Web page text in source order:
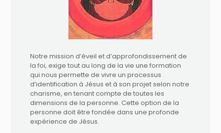
Notre mission d’éveil et d’approfondissement de
la foi, exige tout au long de la vie une formation
qui nous permette de vivre un processus
d’identification à Jésus et à son projet selon notre
charisme, en tenant compte de toutes les
dimensions de la personne. Cette option de la
personne doit être fondée dans une profonde
expérience de Jésus.